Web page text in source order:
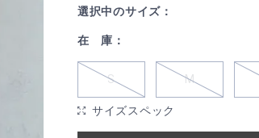
選択中のサイズ：
在 庫：
S M
サイズスペック